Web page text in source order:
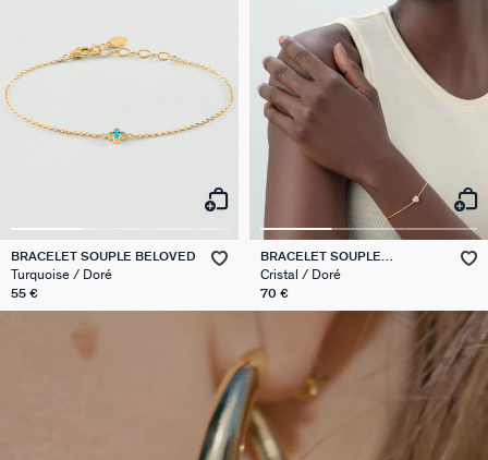
BRACELET SOUPLE BELOVED
Turquoise / Doré
55 €
BRACELET SOUPLE
MONTMARTRE
Cristal / Doré
70 €